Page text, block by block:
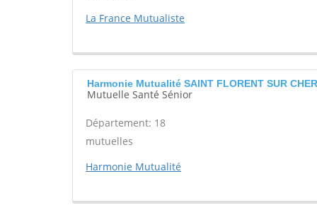
La France Mutualiste
Harmonie Mutualité SAINT FLORENT SUR CHER
Mutuelle Santé Sénior
Département: 18
mutuelles
Harmonie Mutualité